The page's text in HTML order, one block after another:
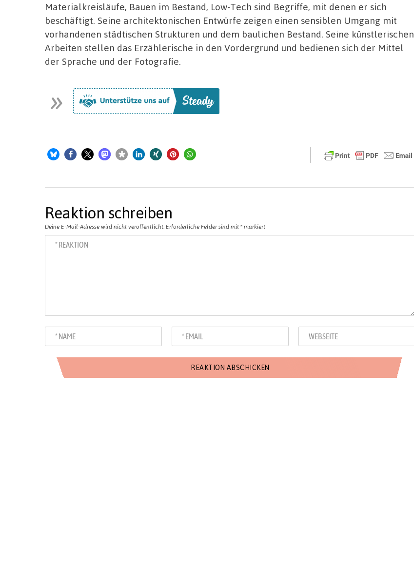
Materialkreisläufe, Bauen im Bestand, Low-Tech sind Begriffe, mit denen er sich
beschäftigt. Seine architektonischen Entwürfe zeigen einen sensiblen Umgang mit
vorhandenen städtischen Strukturen und dem baulichen Bestand. Seine künstlerischen
Arbeiten stellen das Erzählerische in den Vordergrund und bedienen sich der Mittel
der Sprache und der Fotografie.
Reaktion schreiben
Deine E-Mail-Adresse wird nicht veröffentlicht. Erforderliche Felder sind mit * markiert